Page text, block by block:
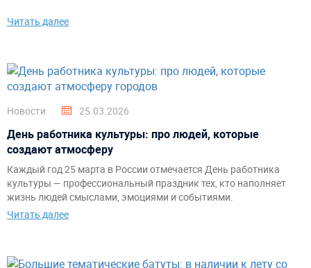
Читать далее
Новости 25.03.2026
День работника культуры: про людей, которые
создают атмосферу
Каждый год 25 марта в России отмечается День работника
культуры — профессиональный праздник тех, кто наполняет
жизнь людей смыслами, эмоциями и событиями.
Читать далее